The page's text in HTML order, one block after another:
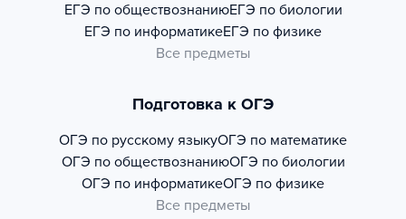
ЕГЭ по обществознаниюЕГЭ по биологии
ЕГЭ по информатикеЕГЭ по физике
Все предметы
Подготовка к ОГЭ
ОГЭ по русскому языкуОГЭ по математике
ОГЭ по обществознаниюОГЭ по биологии
ОГЭ по информатикеОГЭ по физике
Все предметы